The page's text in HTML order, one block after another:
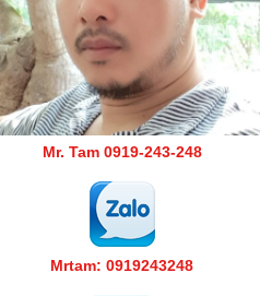
Mr. Tam 0919-243-248
Mrtam: 0919243248